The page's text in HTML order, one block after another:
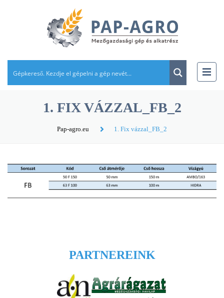
1. FIX VÁZZAL_FB_2
Pap-agro.eu 1. Fix vázzal_FB_2
PARTNEREINK